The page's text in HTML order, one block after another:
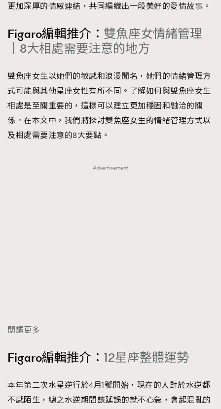
更加深厚的情感連結，共同編織出一段美好的愛情故事。
Figaro編輯推介： 雙魚座女情緒管理
｜8大相處需要注意的地方
雙魚座女生以她們的敏感和浪漫聞名，她們的情緒管理方
式可能與其他星座女性有所不同。了解如何與雙魚座女生
相處是至關重要的，這樣可以建立更加穩固和融洽的關
係。在本文中，我們將探討雙魚座女生的情緒管理方式以
及相處需要注意的8大要點。
Advertisement
閱讀更多
Figaro編輯推介： 12星座整體運勢
本年第二次水星逆行於4月1號開始，現在的人對於水逆都
不感陌生，總之水逆期間該延誤的就不心急，會起混亂的